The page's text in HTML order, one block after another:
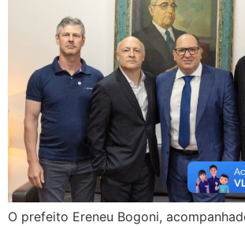
O prefeito Ereneu Bogoni,